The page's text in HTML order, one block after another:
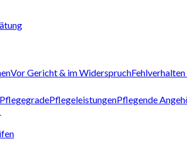
Vor Gericht & im Widerspruch
PflegegradePflegeleistungenPflegende